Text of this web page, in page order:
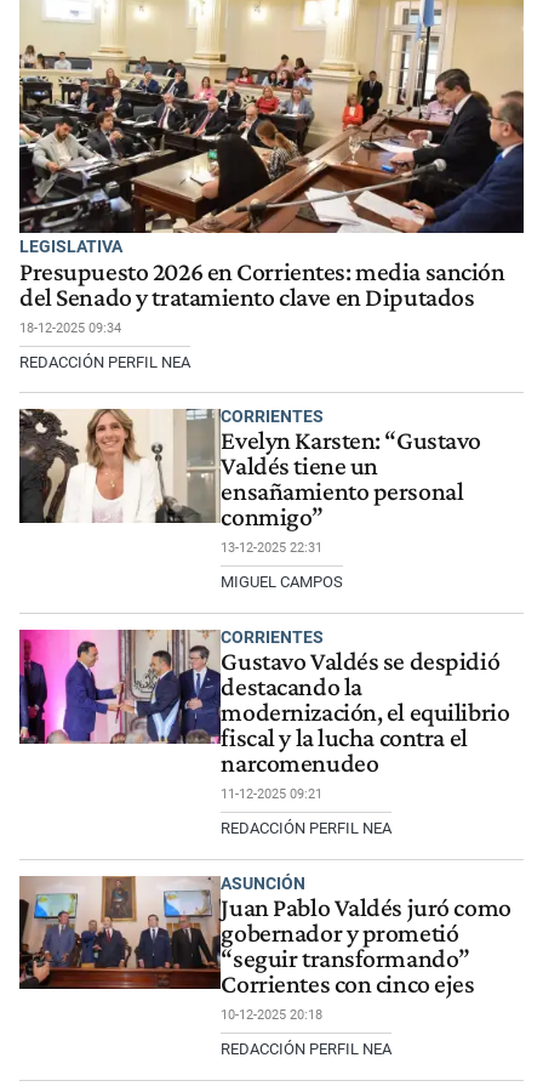
LEGISLATIVA
Presupuesto 2026 en Corrientes: media sanción
del Senado y tratamiento clave en Diputados
18-12-2025 09:34
REDACCIÓN PERFIL NEA
CORRIENTES
Evelyn Karsten: “Gustavo
Valdés tiene un
ensañamiento personal
conmigo”
13-12-2025 22:31
MIGUEL CAMPOS
CORRIENTES
Gustavo Valdés se despidió
destacando la
modernización, el equilibrio
fiscal y la lucha contra el
narcomenudeo
11-12-2025 09:21
REDACCIÓN PERFIL NEA
ASUNCIÓN
Juan Pablo Valdés juró como
gobernador y prometió
“seguir transformando”
Corrientes con cinco ejes
10-12-2025 20:18
REDACCIÓN PERFIL NEA